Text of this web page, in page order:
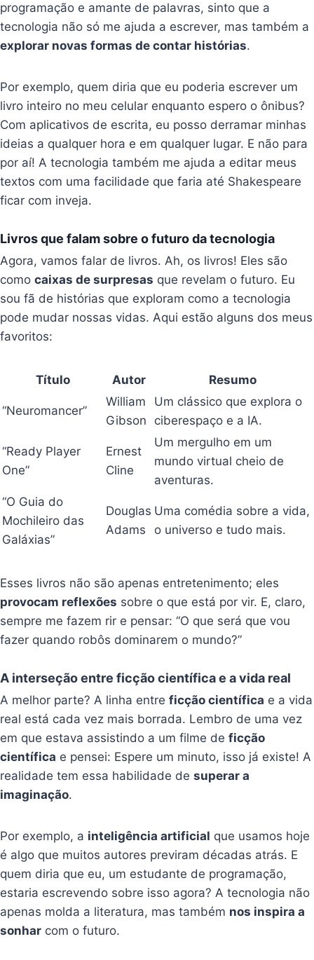
programação e amante de palavras, sinto que a
tecnologia não só me ajuda a escrever, mas também a
explorar novas formas de contar histórias.
Por exemplo, quem diria que eu poderia escrever um
livro inteiro no meu celular enquanto espero o ônibus?
Com aplicativos de escrita, eu posso derramar minhas
ideias a qualquer hora e em qualquer lugar. E não para
por aí! A tecnologia também me ajuda a editar meus
textos com uma facilidade que faria até Shakespeare
ficar com inveja.
Livros que falam sobre o futuro da tecnologia
Agora, vamos falar de livros. Ah, os livros! Eles são
comocaixas de surpresas que revelam o futuro. Eu
sou fã de histórias que exploram como a tecnologia
pode mudar nossas vidas. Aqui estão alguns dos meus
favoritos:
Título Autor Resumo
“Neuromancer”
William
Gibson
Um clássico que explora o
ciberespaço e a IA.
“Ready Player
One”
Ernest
Cline
Um mergulho em um
mundo virtual cheio de
aventuras.
“O Guia do
Mochileiro das
Galáxias”
Douglas
Adams
Uma comédia sobre a vida,
o universo e tudo mais.
Esses livros não são apenas entretenimento; eles
provocam reflexões sobre o que está por vir. E, claro,
sempre me fazem rir e pensar: “O que será que vou
fazer quando robôs dominarem o mundo?”
A interseção entre ficção científica e a vida real
A melhor parte? A linha entreficção científica e a vida
real está cada vez mais borrada. Lembro de uma vez
em que estava assistindo a um filme deficção
científica e pensei: Espere um minuto, isso já existe! A
realidade tem essa habilidade desuperar a
imaginação.
Por exemplo, a inteligência artificial que usamos hoje
é algo que muitos autores previram décadas atrás. E
quem diria que eu, um estudante de programação,
estaria escrevendo sobre isso agora? A tecnologia não
apenas molda a literatura, mas também nos inspira a
sonhar com o futuro.